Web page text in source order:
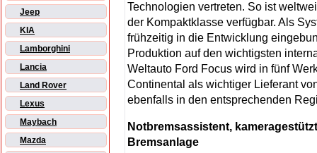
Jeep
KIA
Lamborghini
Lancia
Land Rover
Lexus
Maybach
Mazda
Technologien vertreten. So ist
der Kompaktklasse verfügbar. Als
frühzeitig in die Entwicklung
Produktion auf den wichtigsten
Weltauto Ford Focus wird in fünf
Continental als wichtiger Lieferant
ebenfalls in den entsprechenden
Notbremsassistent,
Bremsanlage